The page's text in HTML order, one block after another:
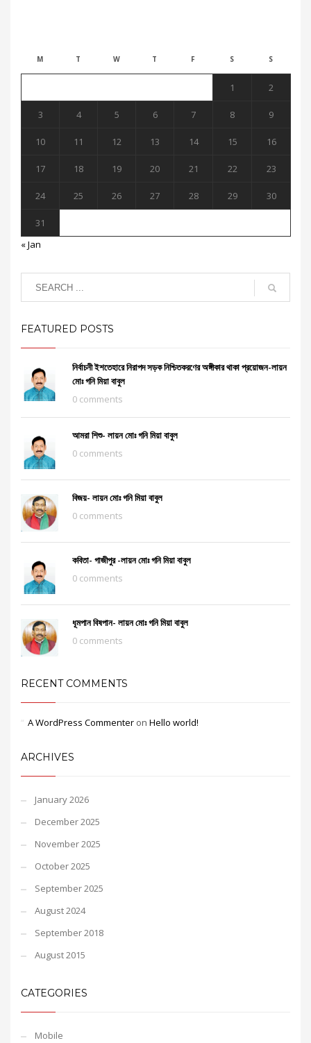
M T W T F S S
1 2
3 4 5 6 7 8 9
10 11 12 13 14 15 16
17 18 19 20 21 22 23
24 25 26 27 28 29 30
31
« Jan
FEATURED POSTS
নির্বাচনী ইশতেহারে নিরাপদ সড়ক নিশ্চিতকরণের অঙ্গীকার থাকা প্রয়োজন-লায়ন
মোঃ গনি মিয়া বাবুল
0 comments
আমরা শিশু- লায়ন মোঃ গনি মিয়া বাবুল
0 comments
বিজয়- লায়ন মোঃ গনি মিয়া বাবুল
0 comments
কবিতা- গাজীপুর -লায়ন মোঃ গনি মিয়া বাবুল
0 comments
ধূমপান বিষপান- লায়ন মোঃ গনি মিয়া বাবুল
0 comments
RECENT COMMENTS
A WordPress Commenter on Hello world!
ARCHIVES
January 2026
December 2025
November 2025
October 2025
September 2025
August 2024
September 2018
August 2015
CATEGORIES
Mobile